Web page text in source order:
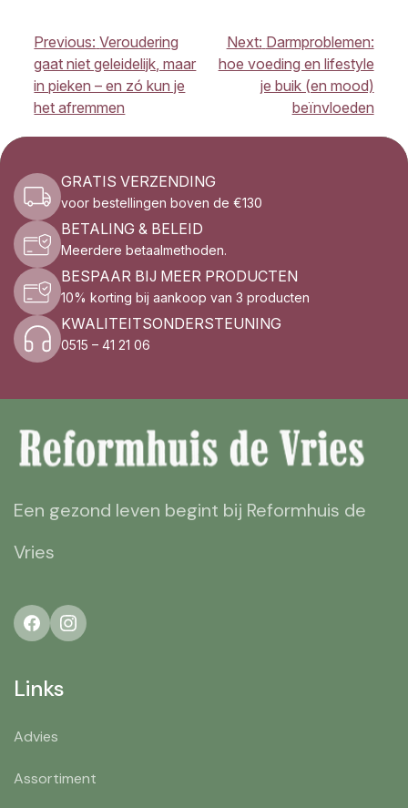
BERICHT
NAVIGATIE
Previous: Veroudering
gaat niet geleidelijk, maar
in pieken – en zó kun je
het afremmen
Next: Darmproblemen:
hoe voeding en lifestyle
je buik (en mood)
beïnvloeden
GRATIS VERZENDING
voor bestellingen boven de €130
BETALING & BELEID
Meerdere betaalmethoden.
BESPAAR BIJ MEER PRODUCTEN
10% korting bij aankoop van 3 producten
KWALITEITSONDERSTEUNING
0515 – 41 21 06
Een gezond leven begint bij Reformhuis de
Vries
Links
Advies
Assortiment